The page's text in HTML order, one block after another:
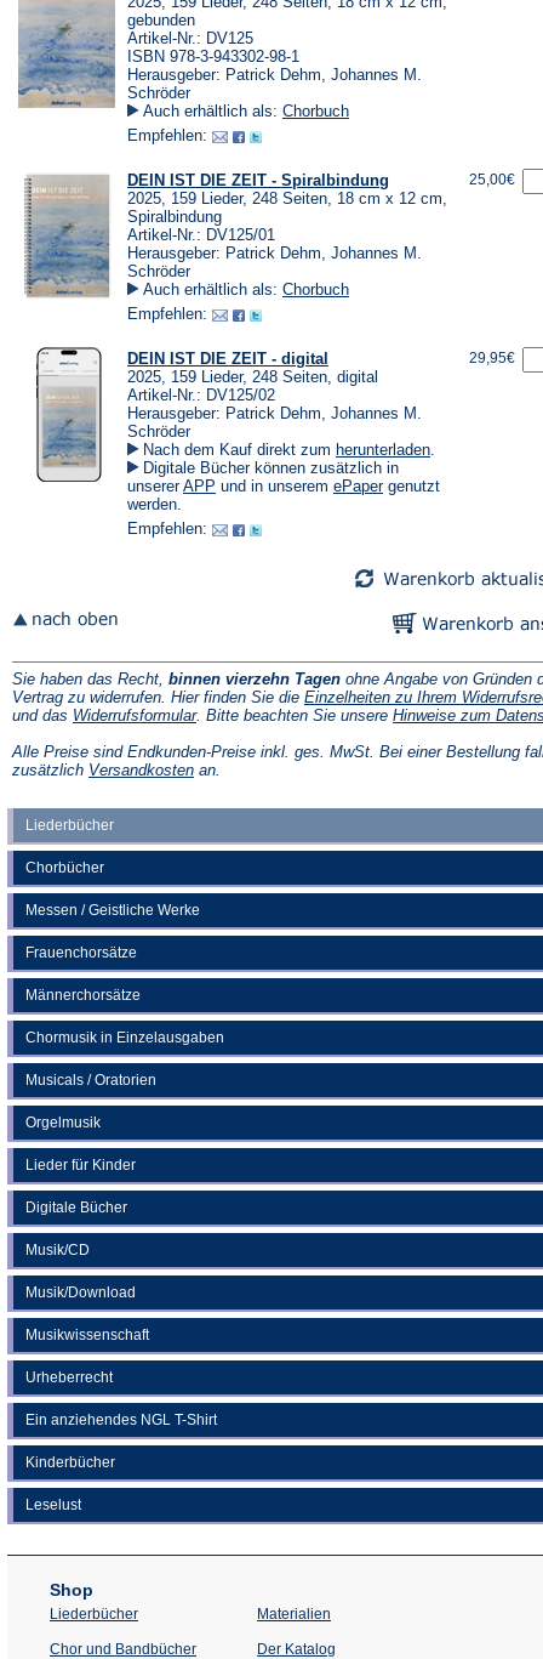
Liederbücher
Chorbücher
Messen / Geistliche Werke
Frauenchorsätze
Männerchorsätze
Chormusik in Einzelausgaben
Musicals / Oratorien
Orgelmusik
Lieder für Kinder
Digitale Bücher
Musik/CD
Musik/Download
Musikwissenschaft
Urheberrecht
Ein anziehendes NGL T-Shirt
Kinderbücher
Leselust
gebunden
Artikel-Nr.: DV125
ISBN 978-3-943302-98-1
Herausgeber: Patrick Dehm, Johannes M.
Schröder
Auch erhältlich als: Chorbuch
Empfehlen:
DEIN IST DIE ZEIT - Spiralbindung
2025, 159 Lieder, 248 Seiten, 18 cm x 12 cm,
Spiralbindung
Artikel-Nr.: DV125/01
Herausgeber: Patrick Dehm, Johannes M.
Schröder
Auch erhältlich als: Chorbuch
Empfehlen:
25,00€
DEIN IST DIE ZEIT - digital
2025, 159 Lieder, 248 Seiten, digital
Artikel-Nr.: DV125/02
Herausgeber: Patrick Dehm, Johannes M.
Schröder
Nach dem Kauf direkt zum herunterladen(Öffnet
einem
.
Digitale Bücher können zusätzlich in
unsererAPP (Öffnet
neuen
und in unserem ePaper(Öffnet
genutzt
werden.
Empfehlen:
29,95€
Sie haben das Recht, binnen vierzehn Tagen ohne Angabe von Gründen
Vertrag zu widerrufen. Hier finden Sie die Einzelheiten zu Ihrem
und das Widerrufsformular(Öffnet
einem
neuen
. Bitte beachten Sie unsere Hinweise zum
Alle Preise sind Endkunden-Preise inkl. ges. MwSt. Bei einer Bestellung
zusätzlich Versandkosten(Öffnet
an.
Shop
Liederbücher
Chor und Bandbücher
Materialien
Der Katalog